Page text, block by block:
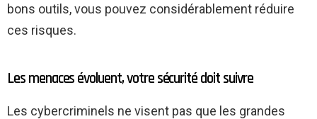
bons outils, vous pouvez considérablement réduire
ces risques.
Les menaces évoluent, votre sécurité doit suivre
Les cybercriminels ne visent pas que les grandes